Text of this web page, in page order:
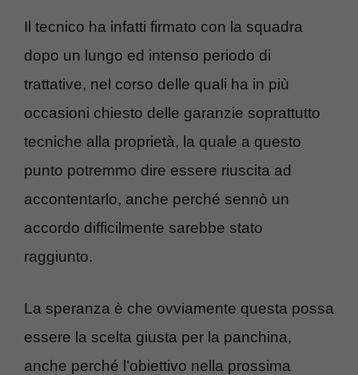
Il tecnico ha infatti firmato con la squadra
dopo un lungo ed intenso periodo di
trattative, nel corso delle quali ha in più
occasioni chiesto delle garanzie soprattutto
tecniche alla proprietà, la quale a questo
punto potremmo dire essere riuscita ad
accontentarlo, anche perché sennò un
accordo difficilmente sarebbe stato
raggiunto.
La speranza è che ovviamente questa possa
essere la scelta giusta per la panchina,
anche perché l’obiettivo nella prossima